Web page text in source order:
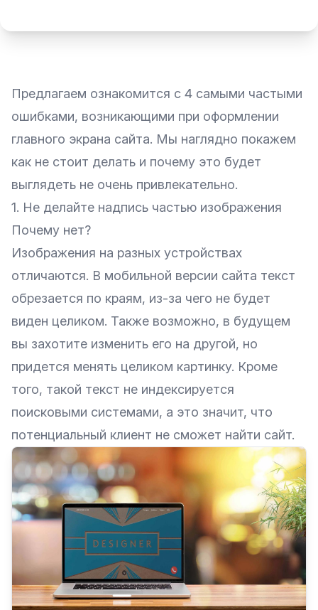
Предлагаем ознакомится с 4 самыми частыми
ошибками, возникающими при оформлении
главного экрана сайта. Мы наглядно покажем
как не стоит делать и почему это будет
выглядеть не очень привлекательно.
1. Не делайте надпись частью изображения
Почему нет?
Изображения на разных устройствах
отличаются. В мобильной версии сайта текст
обрезается по краям, из-за чего не будет
виден целиком. Также возможно, в будущем
вы захотите изменить его на другой, но
придется менять целиком картинку. Кроме
того, такой текст не индексируется
поисковыми системами, а это значит, что
потенциальный клиент не сможет найти сайт.